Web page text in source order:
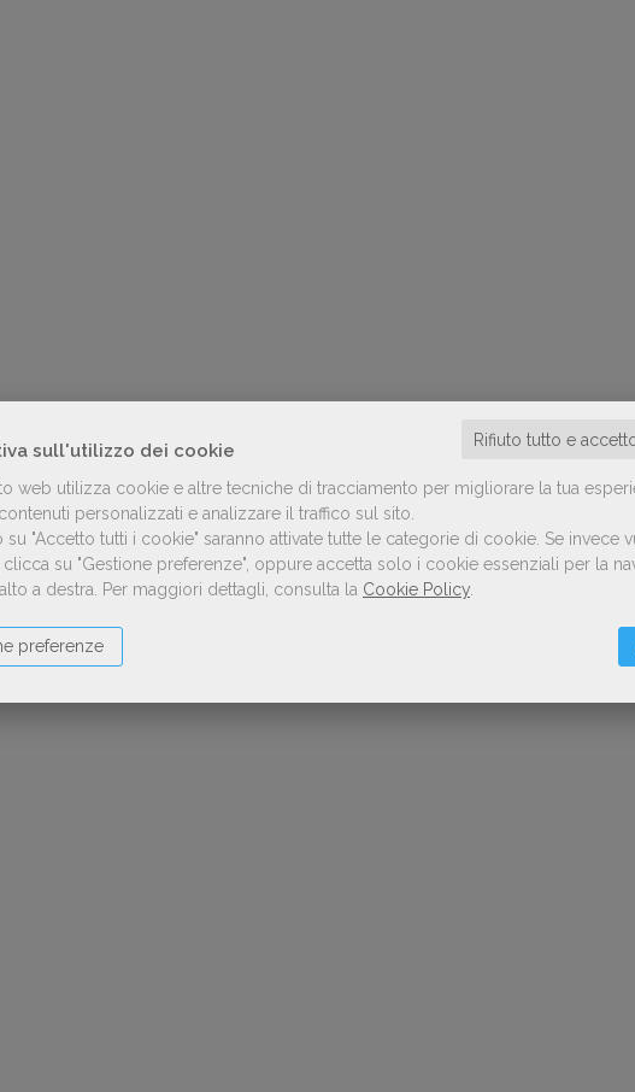
sull'utilizzo dei cookie
Rifiuto tutto e
web utilizza cookie e altre tecniche di tracciamento per migliorare la tua
personalizzati e analizzare il traffico sul sito.
su "Accetto tutti i cookie" saranno attivate tutte le categorie di cookie. Se invece
clicca su "Gestione preferenze", oppure accetta solo i cookie essenziali per la
a destra.
Per maggiori dettagli, consulta la Cookie Policy
preferenze